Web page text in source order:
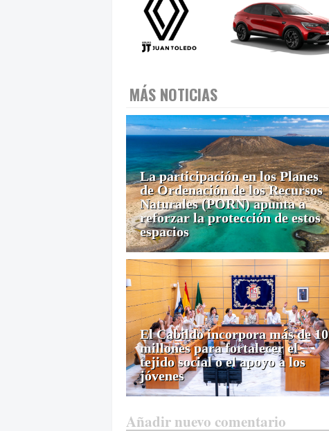
MÁS NOTICIAS
La participación en los Planes
de Ordenación de los Recursos
Naturales (PORN) apunta a
reforzar la protección de estos
espacios
El Cabildo incorpora más de 10
millones para fortalecer el
tejido social o el apoyo a los
jóvenes
Añadir nuevo comentario